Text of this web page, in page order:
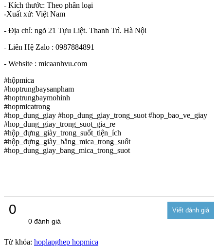
- Kích thước: Theo phân loại
-Xuất xứ: Việt Nam
- Địa chỉ: ngõ 21 Tựu Liệt. Thanh Trì. Hà Nội
- Liên Hệ Zalo : 0987884891
- Website : micaanhvu.com
#hộpmica
#hoptrungbaysanpham
#hoptrungbaymohinh
#hopmicatrong
#hop_dung_giay #hop_dung_giay_trong_suot #hop_bao_ve_giay
#hop_dung_giay_trong_suot_gia_re
#hộp_đựng_giày_trong_suốt_tiện_ích
#hộp_đựng_giày_bằng_mica_trong_suốt
#hop_dung_giay_bang_mica_trong_suot
0
0 đánh giá
Từ khóa: hoplapghep hopmica